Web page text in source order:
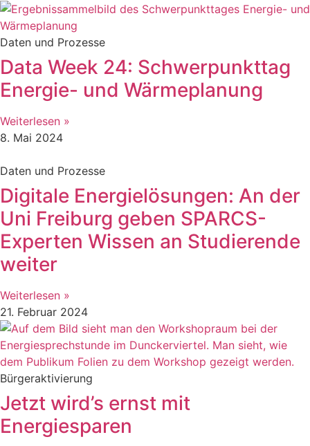
Daten und Prozesse
Data Week 24: Schwerpunkttag
Energie- und Wärmeplanung
Weiterlesen »
8. Mai 2024
Daten und Prozesse
Digitale Energielösungen: An der
Uni Freiburg geben SPARCS-
Experten Wissen an Studierende
weiter
Weiterlesen »
21. Februar 2024
Bürgeraktivierung
Jetzt wird’s ernst mit
Energiesparen